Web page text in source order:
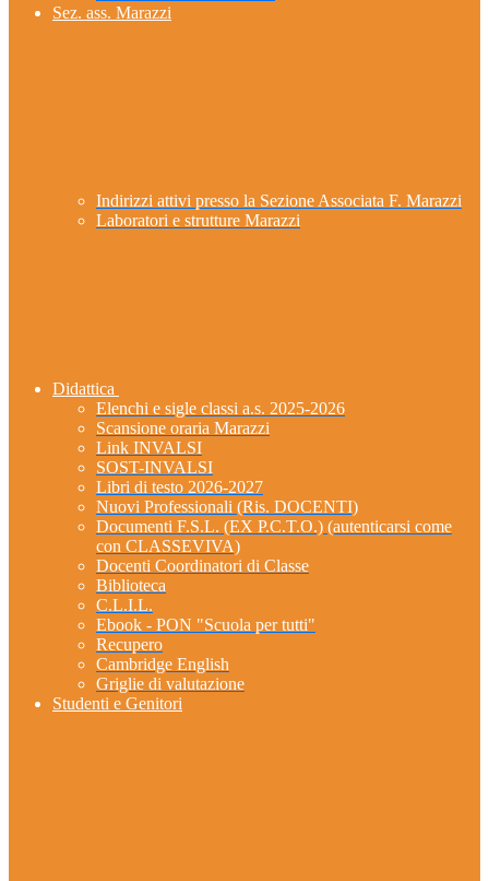
Sez. ass. Marazzi
Indirizzi attivi presso la Sezione Associata F. Marazzi
Laboratori e strutture Marazzi
Didattica
Elenchi e sigle classi a.s. 2025-2026
Scansione oraria Marazzi
Link INVALSI
SOST-INVALSI
Libri di testo 2026-2027
Nuovi Professionali (Ris. DOCENTI)
Documenti F.S.L. (EX P.C.T.O.) (autenticarsi come
con CLASSEVIVA)
Docenti Coordinatori di Classe
Biblioteca
C.L.I.L.
Ebook - PON "Scuola per tutti"
Recupero
Cambridge English
Griglie di valutazione
Studenti e Genitori